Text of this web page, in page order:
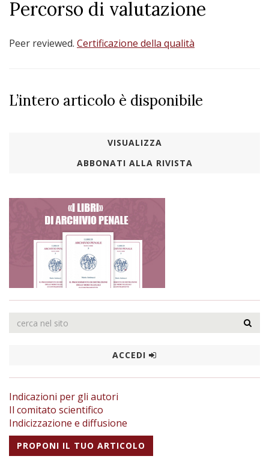
Percorso di valutazione
Peer reviewed. Certificazione della qualità
L’intero articolo è disponibile
VISUALIZZA
ABBONATI ALLA RIVISTA
ACCEDI
Indicazioni per gli autori
Il comitato scientifico
Indicizzazione e diffusione
PROPONI IL TUO ARTICOLO